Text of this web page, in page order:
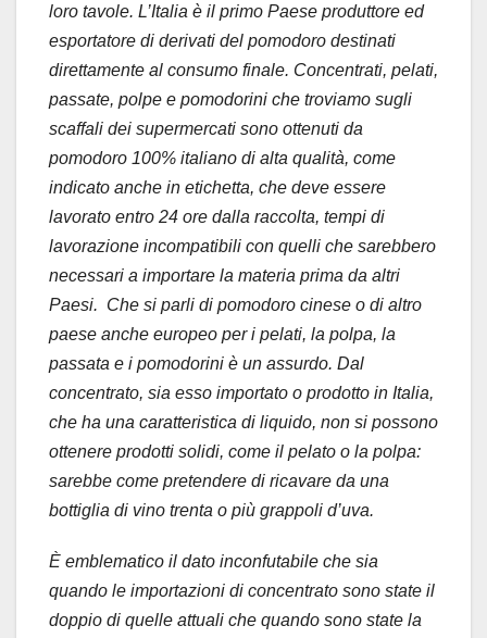
loro tavole. L’Italia è il primo Paese produttore ed
esportatore di derivati del pomodoro destinati
direttamente al consumo finale. Concentrati, pelati,
passate, polpe e pomodorini che troviamo sugli
scaffali dei supermercati sono ottenuti da
pomodoro 100% italiano di alta qualità, come
indicato anche in etichetta, che deve essere
lavorato entro 24 ore dalla raccolta, tempi di
lavorazione incompatibili con quelli che sarebbero
necessari a importare la materia prima da altri
Paesi. Che si parli di pomodoro cinese o di altro
paese anche europeo per i pelati, la polpa, la
passata e i pomodorini è un assurdo. Dal
concentrato, sia esso importato o prodotto in Italia,
che ha una caratteristica di liquido, non si possono
ottenere prodotti solidi, come il pelato o la polpa:
sarebbe come pretendere di ricavare da una
bottiglia di vino trenta o più grappoli d’uva.
È emblematico il dato inconfutabile che sia
quando le importazioni di concentrato sono state il
doppio di quelle attuali che quando sono state la